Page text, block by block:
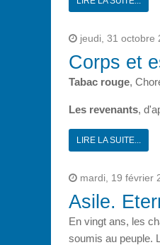
jeudi, 31 octobre
Corps et
Tabac rouge,
Les revenants,
LIRE LA SUITE...
mardi, 19 février
Asile.
En vingt ans, les
soumis au peuple.